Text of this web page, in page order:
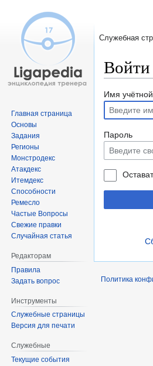
Войти
Перейти
навигации
Перейти
поиску
Имя
Пароль
Служебная
Главная страница
Основы
Задания
Регионы
Монстродекс
Атакдекс
Итемдекс
Способности
Ремесло
Частые Вопросы
Свежие правки
Случайная статья
Редакторам
Правила
Задать вопрос
Инструменты
Служебные страницы
Версия для печати
Служебные
Текущие события
Политика